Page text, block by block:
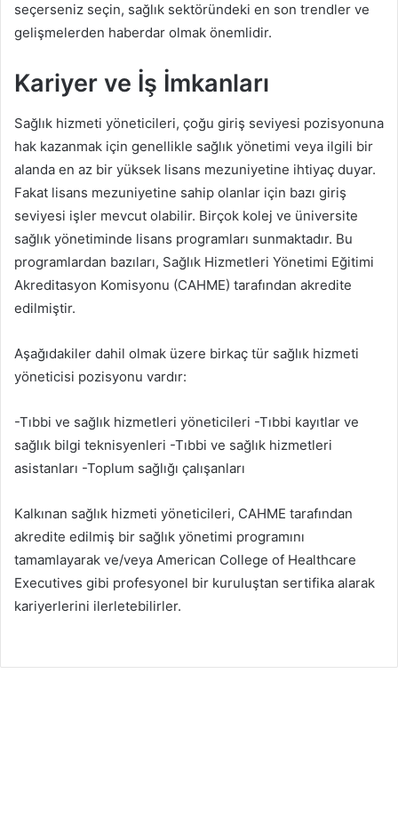
seçerseniz seçin, sağlık sektöründeki en son trendler ve
gelişmelerden haberdar olmak önemlidir.
Kariyer ve İş İmkanları
Sağlık hizmeti yöneticileri, çoğu giriş seviyesi pozisyonuna
hak kazanmak için genellikle sağlık yönetimi veya ilgili bir
alanda en az bir yüksek lisans mezuniyetine ihtiyaç duyar.
Fakat lisans mezuniyetine sahip olanlar için bazı giriş
seviyesi işler mevcut olabilir. Birçok kolej ve üniversite
sağlık yönetiminde lisans programları sunmaktadır. Bu
programlardan bazıları, Sağlık Hizmetleri Yönetimi Eğitimi
Akreditasyon Komisyonu (CAHME) tarafından akredite
edilmiştir.
Aşağıdakiler dahil olmak üzere birkaç tür sağlık hizmeti
yöneticisi pozisyonu vardır:
-Tıbbi ve sağlık hizmetleri yöneticileri -Tıbbi kayıtlar ve
sağlık bilgi teknisyenleri -Tıbbi ve sağlık hizmetleri
asistanları -Toplum sağlığı çalışanları
Kalkınan sağlık hizmeti yöneticileri, CAHME tarafından
akredite edilmiş bir sağlık yönetimi programını
tamamlayarak ve/veya American College of Healthcare
Executives gibi profesyonel bir kuruluştan sertifika alarak
kariyerlerini ilerletebilirler.